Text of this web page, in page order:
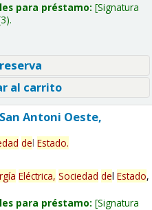
para préstamo: Signatura
al carrito
Antoni Oeste,
del Estado.
Eléctrica, Sociedad del Estado,
para préstamo: Signatura